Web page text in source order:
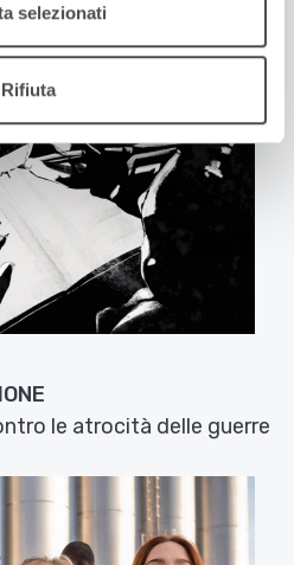
selezionati
Rifiuta
le atrocità delle guerre